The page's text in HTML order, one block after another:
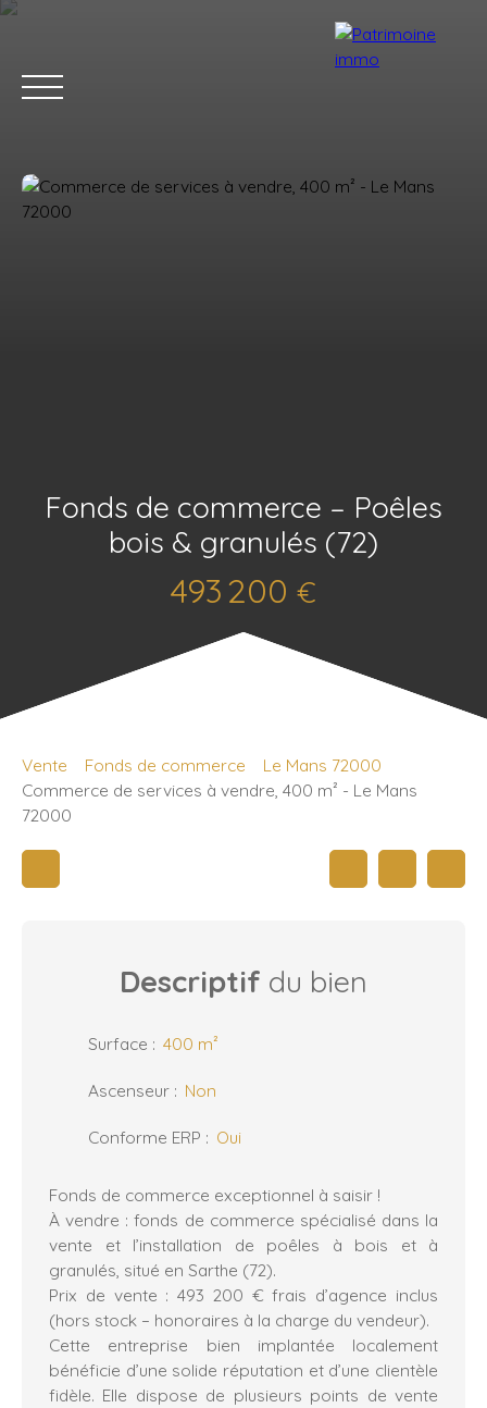
Fonds de commerce – Poêles
bois & granulés (72)
493 200 €
Vente Fonds de commerce
Le Mans 72000
Commerce de services à vendre, 400 m² - Le Mans
72000
Descriptif du bien
Surface : 400 m²
Ascenseur : Non
Conforme ERP : Oui
Fonds de commerce exceptionnel à saisir !
À vendre : fonds de commerce spécialisé dans la
vente et l’installation de poêles à bois et à
granulés, situé en Sarthe (72).
Prix de vente : 493 200 € frais d’agence inclus
(hors stock – honoraires à la charge du vendeur).
Cette entreprise bien implantée localement
bénéficie d’une solide réputation et d’une clientèle
fidèle. Elle dispose de plusieurs points de vente